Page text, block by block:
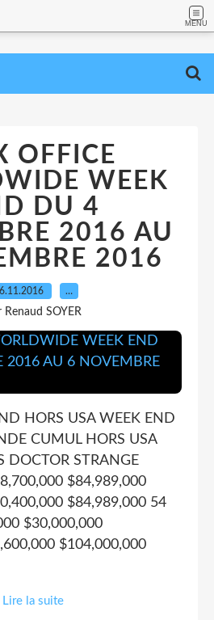
MENU
OFFICE
WEEK
DU 4
2016 AU
2016
…
Renaud SOYER
HORS USA WEEK END
CUMUL HORS USA
DOCTOR STRANGE
$84,989,000
$84,989,000 54
$30,000,000
$104,000,000
Lire la suite